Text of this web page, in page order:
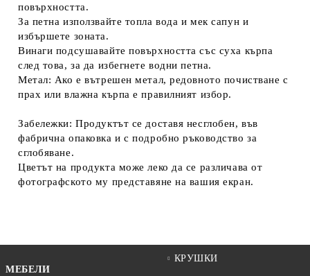
повърхността.
За петна използвайте топла вода и мек сапун и
избършете зоната.
Винаги подсушавайте повърхността със суха кърпа
след това, за да избегнете водни петна.
Метал: Ако е вътрешен метал, редовното почистване с
прах или влажна кърпа е правилният избор.
Забележки: Продуктът се доставя несглобен, във
фабрична опаковка и с подробно ръководство за
сглобяване.
Цветът на продукта може леко да се различава от
фотографското му представяне на вашия екран.
МЕБЕЛИ
КРУШКИ